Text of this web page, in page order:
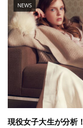
NEWS
現役女子大生が分析